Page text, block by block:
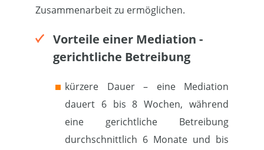
Zusammenarbeit zu ermöglichen.
Vorteile einer Mediation -
gerichtliche Betreibung
kürzere Dauer – eine Mediation
dauert 6 bis 8 Wochen, während
eine gerichtliche Betreibung
durchschnittlich 6 Monate und bis